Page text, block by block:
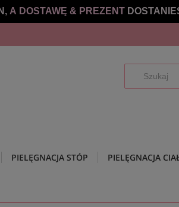
A DOSTAWĘ & PREZENT
PIELĘGNACJA STÓP PIELĘGNACJA